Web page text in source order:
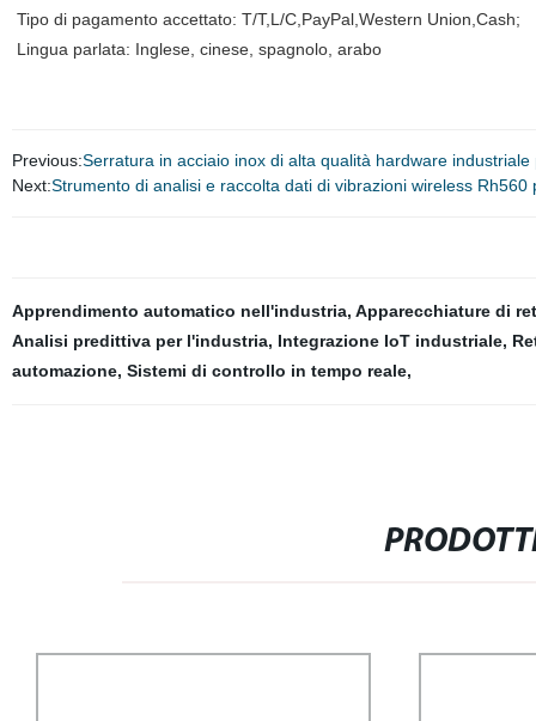
Tipo di pagamento accettato: T/T,L/C,PayPal,Western Union,Cash;
Lingua parlata: Inglese, cinese, spagnolo, arabo
Previous:Serratura in acciaio inox di alta qualità hardware
Next:Strumento di analisi e raccolta dati di vibrazioni wireless
Apprendimento automatico nell'industria, Apparecchiature di
Analisi predittiva per l'industria, Integrazione IoT industriale,
automazione, Sistemi di controllo in tempo reale,